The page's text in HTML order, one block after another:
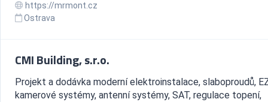
https://mrmont.cz
Ostrava
CMI Building, s.r.o.
Projekt a dodávka moderní elektroinstalace, slaboproudů,
kamerové systémy, antenní systémy, SAT, regulace topení,